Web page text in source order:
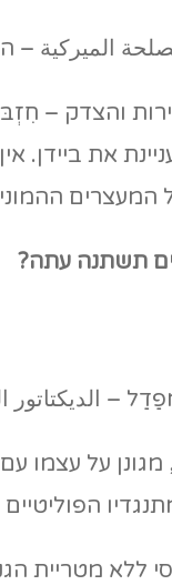
الميركية
והצדק – חִזְבּ
תשתנה עתה?
–
על עצמו
הפוליטיים
ללא מטריית